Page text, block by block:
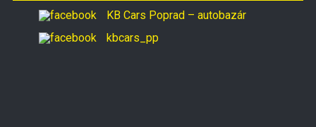
KB Cars Poprad – autobazár
kbcars_pp